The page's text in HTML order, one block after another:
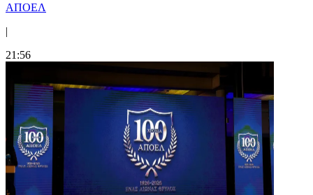
ΑΠΟΕΛ
|
21:56